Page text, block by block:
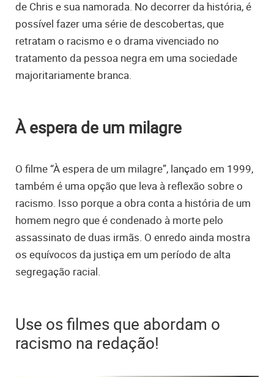
de Chris e sua namorada. No decorrer da história, é
possível fazer uma série de descobertas, que
retratam o racismo e o drama vivenciado no
tratamento da pessoa negra em uma sociedade
majoritariamente branca.
À espera de um milagre
O filme “À espera de um milagre”, lançado em 1999,
também é uma opção que leva à reflexão sobre o
racismo. Isso porque a obra conta a história de um
homem negro que é condenado à morte pelo
assassinato de duas irmãs. O enredo ainda mostra
os equívocos da justiça em um período de alta
segregação racial.
Use os filmes que abordam o
racismo na redação!